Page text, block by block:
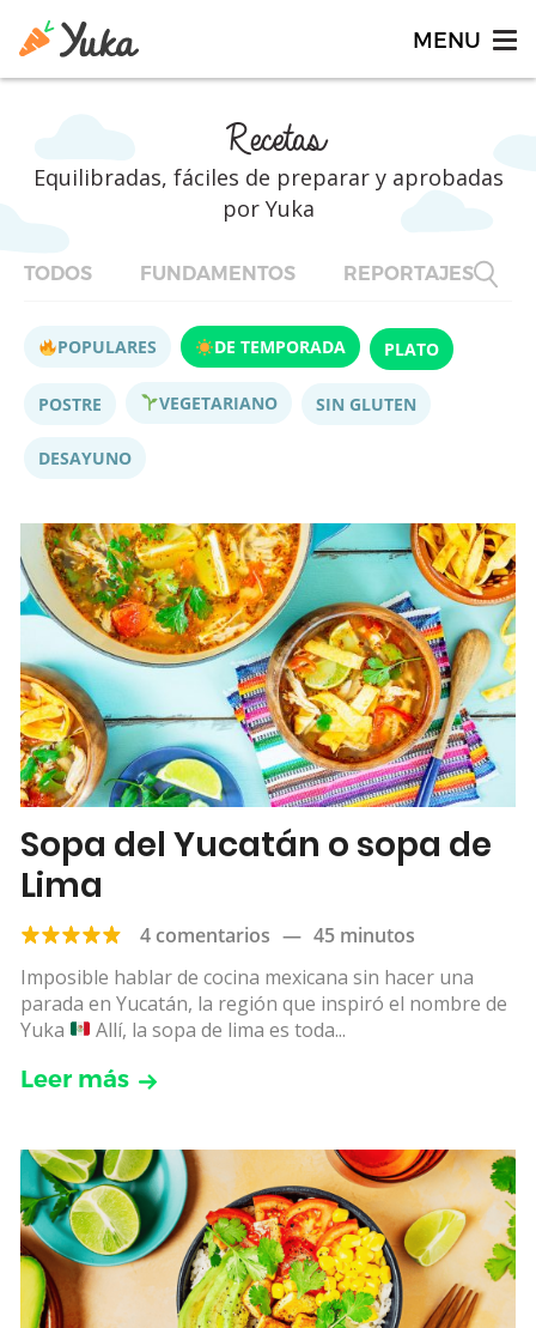
Recetas
Equilibradas, fáciles de preparar y aprobadas
por Yuka
TODOS FUNDAMENTOS REPORTAJES
POPULARES DE TEMPORADA PLATO
POSTRE VEGETARIANO SIN GLUTEN
DESAYUNO
Sopa del Yucatán o sopa de
Lima
4 comentarios — 45 minutos
Imposible hablar de cocina mexicana sin hacer una
parada en Yucatán, la región que inspiró el nombre de
Yuka
Allí, la sopa de lima es toda...
Leer más